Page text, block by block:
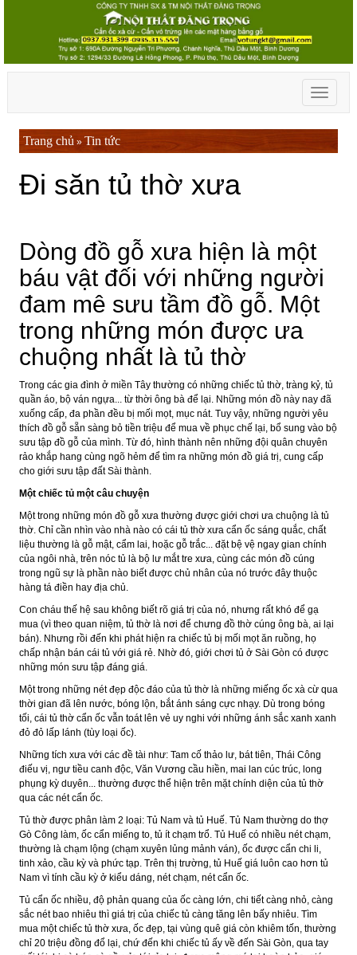
Toggle
Trang chủ » Tin tức
Đi săn tủ thờ xưa
Dòng đồ gỗ xưa hiện là một
báu vật đối với những người
đam mê sưu tầm đồ gỗ. Một
trong những món được ưa
chuộng nhất là tủ thờ
Trong các gia đình ở miền Tây thường có những chiếc tủ thờ, tràng kỷ, tủ
quần áo, bộ ván ngựa... từ thời ông bà để lại. Những món đồ này nay đã
xuống cấp, đa phần đều bị mối mọt, mục nát. Tuy vậy, những người yêu
thích đồ gỗ sẵn sàng bỏ tiền triệu để mua về phục chế lại, bổ sung vào bộ
sưu tập đồ gỗ của mình. Từ đó, hình thành nên những đội quân chuyên
rảo khắp hang cùng ngõ hẻm để tìm ra những món đồ giá trị, cung cấp
cho giới sưu tập đất Sài thành.
Một chiếc tủ một câu chuyện
Một trong những món đồ gỗ xưa thường được giới chơi ưa chuộng là tủ
thờ. Chỉ cần nhìn vào nhà nào có cái tủ thờ xưa cẩn ốc sáng quắc, chất
liệu thường là gỗ mật, cẩm lai, hoặc gỗ trắc... đặt bệ vệ ngay gian chính
của ngôi nhà, trên nóc tủ là bộ lư mắt tre xưa, cùng các món đồ cúng
trong ngũ sự là phần nào biết được chủ nhân của nó trước đây thuộc
hàng tá điền hay địa chủ.
Con cháu thế hệ sau không biết rõ giá trị của nó, nhưng rất khó để gạ
mua (vì theo quan niệm, tủ thờ là nơi để chưng đồ thờ cúng ông bà, ai lại
bán). Nhưng rồi đến khi phát hiện ra chiếc tủ bị mối mọt ăn ruồng, họ
chấp nhận bán cái tủ với giá rẻ. Nhờ đó, giới chơi tủ ở Sài Gòn có được
những món sưu tập đáng giá.
Một trong những nét đẹp độc đáo của tủ thờ là những miếng ốc xà cừ qua
thời gian đã lên nước, bóng lộn, bắt ánh sáng cực nhạy. Dù trong bóng
tối, cái tủ thờ cẩn ốc vẫn toát lên vẻ uy nghi với những ánh sắc xanh xanh
đỏ đỏ lấp lánh (tùy loại ốc).
Những tích xưa với các đề tài như: Tam cố thảo lư, bát tiên, Thái Công
điếu vị, ngư tiều canh độc, Văn Vương cầu hiền, mai lan cúc trúc, long
phụng kỳ duyên... thường được thể hiện trên mặt chính diện của tủ thờ
qua các nét cẩn ốc.
Tủ thờ được phân làm 2 loại: Tủ Nam và tủ Huế. Tủ Nam thường do thợ
Gò Công làm, ốc cẩn miếng to, tủ ít chạm trổ. Tủ Huế có nhiều nét chạm,
thường là chạm lộng (chạm xuyên lủng mảnh ván), ốc được cẩn chi li,
tinh xảo, cầu kỳ và phức tạp. Trên thị trường, tủ Huế giá luôn cao hơn tủ
Nam vì tính cầu kỳ ở kiểu dáng, nét chạm, nét cẩn ốc.
Tủ cẩn ốc nhiều, độ phản quang của ốc càng lớn, chi tiết càng nhỏ, càng
sắc nét bao nhiêu thì giá trị của chiếc tủ càng tăng lên bấy nhiêu. Tìm
mua một chiếc tủ thờ xưa, ốc đẹp, tại vùng quê giá còn khiêm tốn, thường
chỉ 20 triệu đồng đổ lại, chứ đến khi chiếc tủ ấy về đến Sài Gòn, qua tay